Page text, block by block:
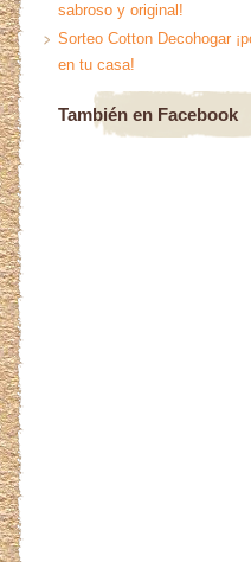
sabroso y original!
Sorteo Cotton Decohogar
en tu casa!
También en Facebook